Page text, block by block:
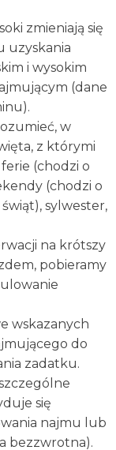
zmieniają się
uzyskania
i wysokim
(dane
w
z którymi
(chodzi o
(chodzi o
sylwester,
na krótszy
pobieramy
wskazanych
do
zadatku.
się
najmu lub
bezzwrotna).